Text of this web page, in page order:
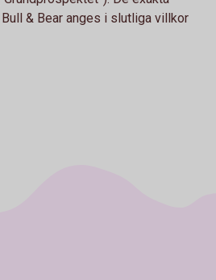
& Bear anges i slutliga villkor